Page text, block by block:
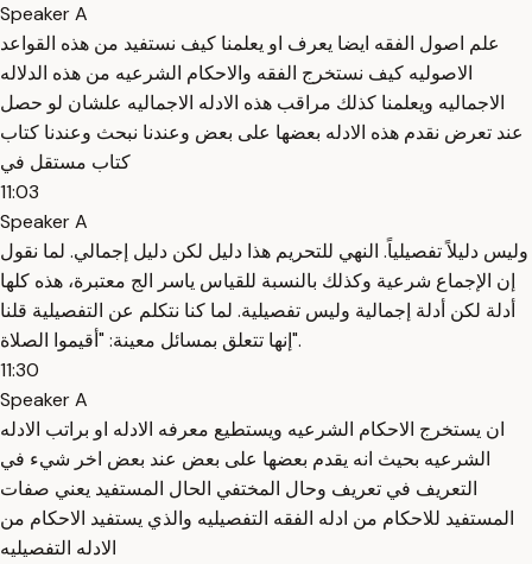
Speaker A
علم اصول الفقه ايضا يعرف او يعلمنا كيف نستفيد من هذه القواعد
الاصوليه كيف نستخرج الفقه والاحكام الشرعيه من هذه الدلاله
الاجماليه ويعلمنا كذلك مراقب هذه الادله الاجماليه علشان لو حصل
عند تعرض نقدم هذه الادله بعضها على بعض وعندنا نبحث وعندنا كتاب
كتاب مستقل في
11:03
Speaker A
وليس دليلاً تفصيلياً. النهي للتحريم هذا دليل لكن دليل إجمالي. لما نقول
إن الإجماع شرعية وكذلك بالنسبة للقياس ياسر الج معتبرة، هذه كلها
أدلة لكن أدلة إجمالية وليس تفصيلية. لما كنا نتكلم عن التفصيلية قلنا
إنها تتعلق بمسائل معينة: "أقيموا الصلاة".
11:30
Speaker A
ان يستخرج الاحكام الشرعيه ويستطيع معرفه الادله او براتب الادله
الشرعيه بحيث انه يقدم بعضها على بعض عند بعض اخر شيء في
التعريف في تعريف وحال المختفي الحال المستفيد يعني صفات
المستفيد للاحكام من ادله الفقه التفصيليه والذي يستفيد الاحكام من
الادله التفصيليه